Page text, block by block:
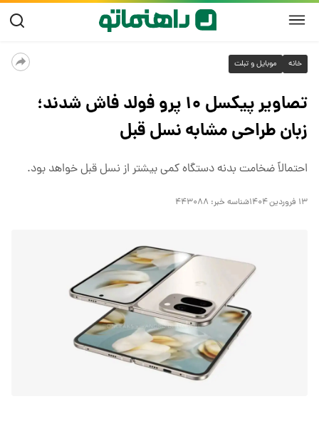
خانه موبایل و تبلت
تصاویر پیکسل ۱۰ پرو فولد فاش شدند؛
زبان طراحی مشابه نسل قبل
احتمالاً ضخامت بدنه دستگاه کمی بیشتر از نسل قبل خواهد بود.
۱۳ فروردین ۱۴۰۴ شناسه خبر: ۴۴۳۰۸۸